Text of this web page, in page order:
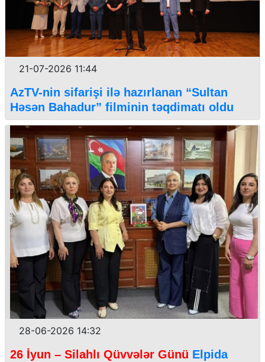
21-07-2026 11:44
AzTV-nin sifarişi ilə hazırlanan “Sultan
Həsən Bahadur” filminin təqdimatı oldu
28-06-2026 14:32
26 İyun – Silahlı Qüvvələr Günü Elpida